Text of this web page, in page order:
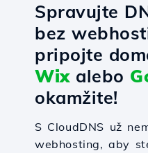
Spravujte
bez
pripojte
Wixalebo
okamžite!
S CloudDNS už
webhosting, aby